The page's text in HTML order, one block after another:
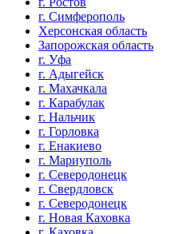
г. Симферополь
Херсонская область
Запорожская область
г. Уфа
г. Адыгейск
г. Махачкала
г. Карабулак
г. Нальчик
г. Горловка
г. Енакиево
г. Мариуполь
г. Северодонецк
г. Свердловск
г. Северодонецк
г. Новая Каховка